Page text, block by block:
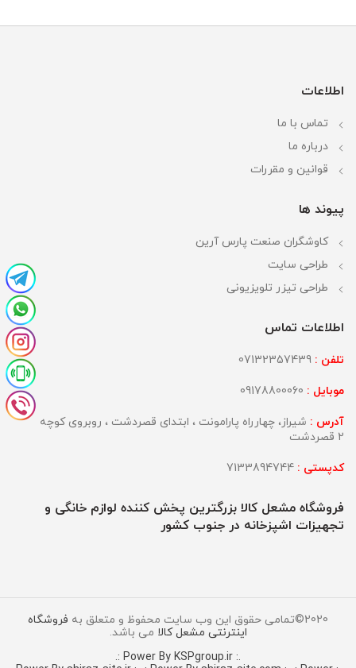
اطلاعات
تماس با ما
درباره ما
قوانین و مقررات
پیوند ها
کاوشگران صنعت پارس آرین
طراحی سایت
طراحی تیزر تلویزیونی
اطلاعات تماس
تلفن :
موبایل :
آدرس : شیراز، چهارراه پارامونت ، ابتدای قصردشت ، روبروی کوچه
2 قصردشت
کدپستی :
فروشگاه مشعل کالا بزرگترین پخش کننده لوازم خانگی و
تجهیزات اشپزخانه در جنوب کشور
2020©تمامی حقوق این وب سایت محفوظ و متعلق به
فروشگاه
اینترنتی مشعل کالا می باشد.
.: Power By KSPgroup.ir :.